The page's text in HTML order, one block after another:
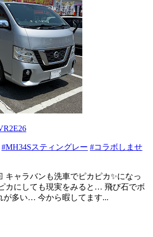
#MH34Sスティングレー #コラボしませ
キャラバンも洗車でピカピカ✨になっ
カにしても現実をみると… 飛び石でボ
が多い… 今から暇してます...